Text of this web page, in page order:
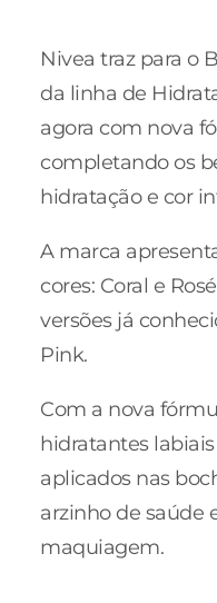
Nivea traz para o
da linha de
agora com nova
completando os
hidratação e cor
A marca
cores: Coral e
versões já
Pink.
Com a nova
hidratantes
aplicados nas
arzinho de saúde
maquiagem.